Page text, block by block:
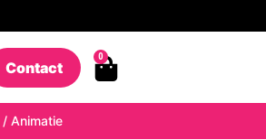
Contact
0
Animatie